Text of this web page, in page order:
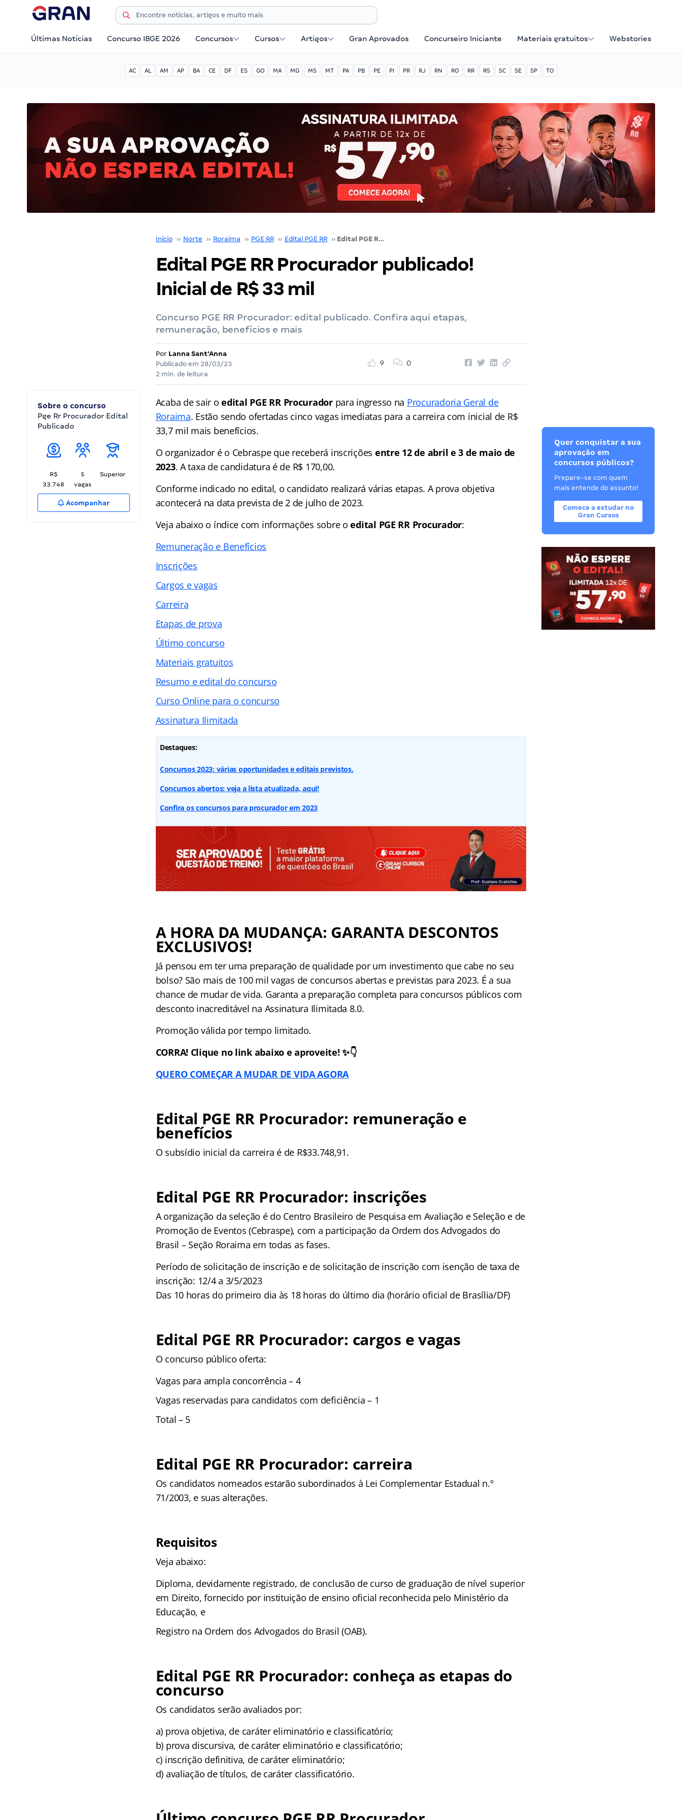
Últimas Notícias Concurso IBGE 2026 Concursos Cursos Artigos Gran Aprovados Concurseiro Iniciante Materiais gratuitos Webstories
AC AL AM AP BA CE DF ES GO MA MG MS MT PA PB PE PI PR RJ RN RO RR RS SC SE SP TO
Início ›› Norte ›› Roraima ›› PGE RR ›› Edital PGE RR ›› Edital PGE RR Procurador publicado! Inicial de R$ 33 mil
Edital PGE RR Procurador publicado!
Inicial de R$ 33 mil
Concurso PGE RR Procurador: edital publicado. Confira aqui etapas,
remuneração, benefícios e mais
Por Lanna Sant'Anna
Publicado em 28/03/23
2 min. de leitura
9 0
Sobre o concurso
Pge Rr Procurador Edital
Publicado
R$
33.748
5
vagas
Superior
Acompanhar
Acaba de sair oedital PGE RR Procuradorpara ingresso na Procuradoria Geral de
Roraima. Estão sendo ofertadas cinco vagas imediatas para a carreira com inicial de R$
33,7 mil mais benefícios.
O organizador é o Cebraspe que receberá inscrições entre 12 de abril e 3 de maio de
2023. A taxa de candidatura é de R$ 170,00.
Conforme indicado no edital, o candidato realizará várias etapas. A prova objetiva
acontecerá na data prevista de 2 de julho de 2023.
Veja abaixo o índice com informações sobre oedital PGE RR Procurador:
Remuneração e Benefícios
Inscrições
Cargos e vagas
Carreira
Etapas de prova
Último concurso
Materiais gratuitos
Resumo e edital do concurso
Curso Online para o concurso
Assinatura Ilimitada
Destaques:
Concursos 2023: várias oportunidades e editais previstos.
Concursos abertos: veja a lista atualizada, aqui!
Confira os concursos para procurador em 2023
A HORA DA MUDANÇA: GARANTA DESCONTOS
EXCLUSIVOS!
Já pensou em ter uma preparação de qualidade por um investimento que cabe no seu
bolso? São mais de 100 mil vagas de concursos abertas e previstas para 2023. É a sua
chance de mudar de vida. Garanta a preparação completa para concursos públicos com
desconto inacreditável na Assinatura Ilimitada 8.0.
Promoção válida por tempo limitado.
CORRA! Clique no link abaixo e aproveite! ✨👇
QUERO COMEÇAR A MUDAR DE VIDA AGORA
Edital PGE RR Procurador: remuneração e
benefícios
O subsídio inicial da carreira é de R$33.748,91.
Edital PGE RR Procurador: inscrições
A organização da seleção é do Centro Brasileiro de Pesquisa em Avaliação e Seleção e de
Promoção de Eventos (Cebraspe), com a participação da Ordem dos Advogados do
Brasil – Seção Roraima em todas as fases.
Período de solicitação de inscrição e de solicitação de inscrição com isenção de taxa de
inscrição: 12/4 a 3/5/2023
Das 10 horas do primeiro dia às 18 horas do último dia (horário oficial de Brasília/DF)
Edital PGE RR Procurador: cargos e vagas
O concurso público oferta:
Vagas para ampla concorrência – 4
Vagas reservadas para candidatos com deficiência – 1
Total – 5
Edital PGE RR Procurador: carreira
Os candidatos nomeados estarão subordinados à Lei Complementar Estadual n.º
71/2003, e suas alterações.
Requisitos
Veja abaixo:
Diploma, devidamente registrado, de conclusão de curso de graduação de nível superior
em Direito, fornecido por instituição de ensino oficial reconhecida pelo Ministério da
Educação, e
Registro na Ordem dos Advogados do Brasil (OAB).
Edital PGE RR Procurador: conheça as etapas do
concurso
Os candidatos serão avaliados por:
a) prova objetiva, de caráter eliminatório e classificatório;
b) prova discursiva, de caráter eliminatório e classificatório;
c) inscrição definitiva, de caráter eliminatório;
d) avaliação de títulos, de caráter classificatório.
Quer conquistar a sua
aprovação em
concursos públicos?
Prepare-se com quem
mais entende do assunto!
Comece a estudar no
Gran Cursos